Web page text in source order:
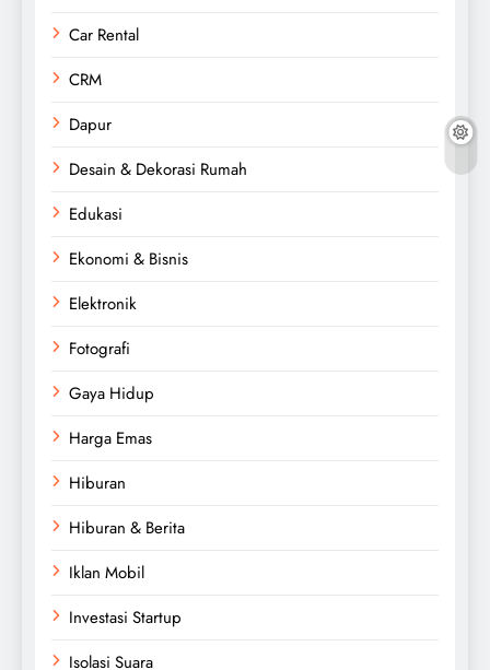
Car Rental
CRM
Dapur
Desain & Dekorasi Rumah
Edukasi
Ekonomi & Bisnis
Elektronik
Fotografi
Gaya Hidup
Harga Emas
Hiburan
Hiburan & Berita
Iklan Mobil
Investasi Startup
Isolasi Suara